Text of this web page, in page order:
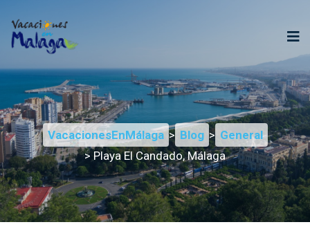
VacacionesEnMálaga > Blog > General
> Playa El Candado, Málaga